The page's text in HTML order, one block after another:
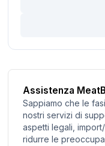
Assistenza
Sappiamo che le
nostri servizi di
aspetti legali,
ridurre le